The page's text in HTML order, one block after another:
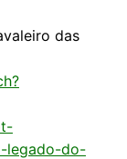
das
legado-do-